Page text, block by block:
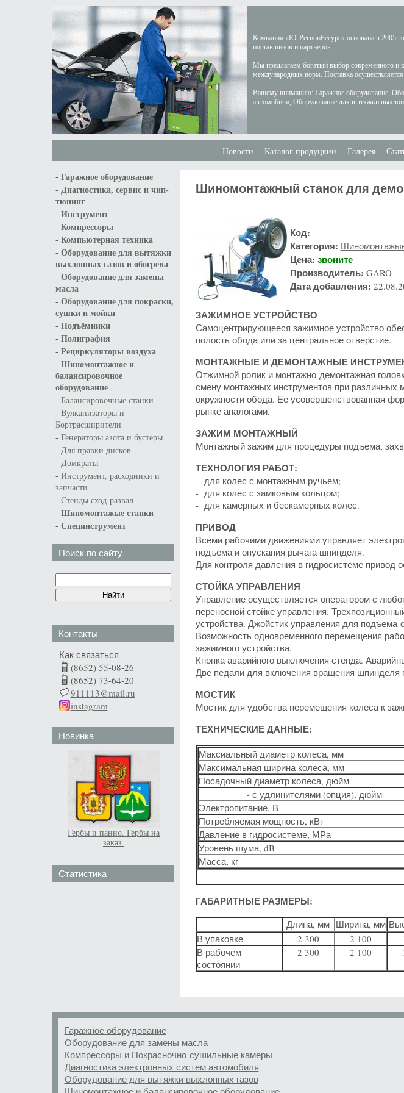
Компания «ЮгРегионРесурс» основана в 2005
поставщиков и партнёров.
Мы предлагаем богатый выбор современного и
международных норм. Поставка
Вашему вниманию: Гаражное оборудование,
автомобиля, Оборудование для вытяжки
Новости Каталог продуцкии Галерея
- Гаражное оборудование
- Диагностика, сервис и чип-
тюнинг
- Инструмент
- Компрессоры
- Компьютерная техника
- Оборудование для вытяжки
выхлопных газов и обогрева
- Оборудование для замены
масла
- Оборудование для покраски,
сушки и мойки
- Подъёмники
- Полиграфия
- Рециркуляторы воздуха
- Шиномонтажное и
балансировочное
оборудование
- Балансировочные станки
- Вулканизаторы и
Бортрасширители
- Генераторы азота и бустеры
- Для правки дисков
- Домкраты
- Инструмент, расходники и
запчасти
- Стенды сход-развал
- Шиномонтажые станки
- Специнструмент
Поиск по сайту
Контакты
Как связаться
(8652) 55-08-26
(8652) 73-64-20
911113@mail.ru
instagram
Новинка
Гербы и панно. Гербы на
заказ.
Статистика
Шиномонтажный станок для
Код:
Категория:
Цена: звоните
Производитель: GARO
Дата добавления:
ЗАЖИМНОЕ УСТРОЙСТВО
Самоцентрирующееся зажимное устройство
полость обода или за центральное отверстие.
МОНТАЖНЫЕ И ДЕМОНТАЖНЫЕ
Отжимной ролик и монтажно-демонтажная
смену монтажных инструментов при различных
окружности обода. Ее усовершенствованная
рынке аналогами.
ЗАЖИМ МОНТАЖНЫЙ
Монтажный зажим для процедуры подъема,
ТЕХНОЛОГИЯ РАБОТ:
- для колес с монтажным ручьем;
- для колес с замковым кольцом;
- для камерных и бескамерных колес.
ПРИВОД
Всеми рабочими движениями управляет
подъема и опускания рычага шпинделя.
Для контроля давления в гидросистеме привод
СТОЙКА УПРАВЛЕНИЯ
Управление осуществляется оператором с
переносной стойке управления.
устройства. Джойстик управления для подъема-
Возможность одновременного перемещения
зажимного устройства.
Кнопка аварийного выключения стенда.
Две педали для включения вращения шпинделя
МОСТИК
Мостик для удобства перемещения колеса к
ТЕХНИЧЕСКИЕ ДАННЫЕ:
Максиальный диаметр колеса, мм
Максимальная ширина колеса, мм
Посадочный диаметр колеса, дюйм
- с удлинителями (опция), дюйм
Электропитание, В
Потребляемая мощность, кВт
Давление в гидросистеме, МРа
Уровень шума, dB
Масса, кг
ГАБАРИТНЫЕ РАЗМЕРЫ:
Длина, мм Ширина, мм
В упаковке
2 300 2 100
В рабочем
состоянии
2 300 2 100
Гаражное оборудование
Оборудование для замены масла
Компрессоры и Покрасночно-сушильные камеры
Диагностика электронных систем автомобиля
Оборудование для вытяжки выхлопных газов